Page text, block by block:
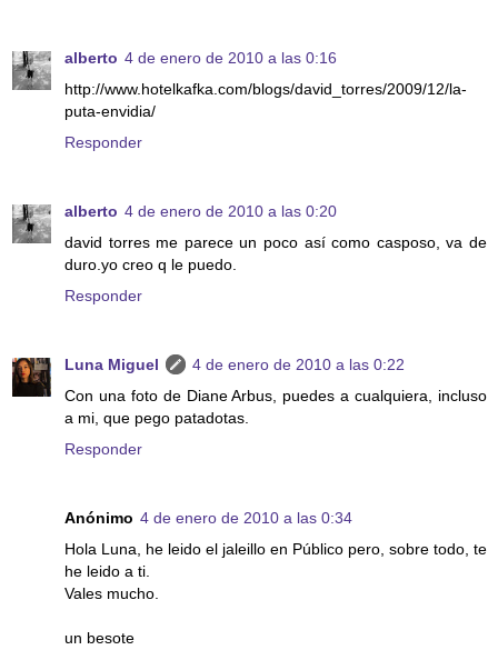
alberto 4 de enero de 2010 a las 0:16
http://www.hotelkafka.com/blogs/david_torres/2009/12/la-
puta-envidia/
Responder
alberto 4 de enero de 2010 a las 0:20
david torres me parece un poco así como casposo, va de
duro.yo creo q le puedo.
Responder
Luna Miguel
4 de enero de 2010 a las 0:22
Con una foto de Diane Arbus, puedes a cualquiera, incluso
a mi, que pego patadotas.
Responder
Anónimo 4 de enero de 2010 a las 0:34
Hola Luna, he leido el jaleillo en Público pero, sobre todo, te
he leido a ti.
Vales mucho.
un besote